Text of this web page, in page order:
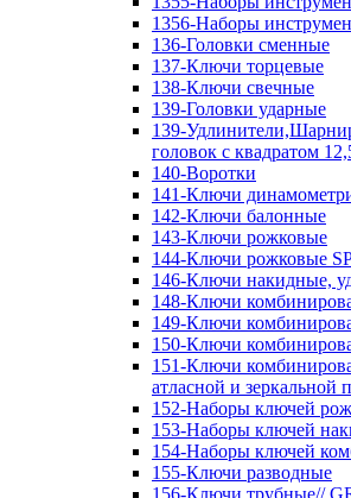
1356-Наборы
136-Головки сменные
137-Ключи торцевые
138-Ключи свечные
139-Головки ударные
139-
головок с квадратом
140-Воротки
141-Ключи
142-Ключи балонные
143-Ключи рожковые
144-Ключи рожковые
146-Ключи накидные,
148-Ключи
149-Ключи
150-Ключи
151-Ключи
атласной и зеркальной
152-Наборы ключей
153-Наборы ключей
154-Наборы ключей
155-Ключи разводные
156-Ключи трубные//